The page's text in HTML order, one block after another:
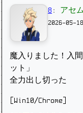
8 : アセ
2026-05-
魔入りました！入
ット」
全力出し切った
[Win10/Chrome]